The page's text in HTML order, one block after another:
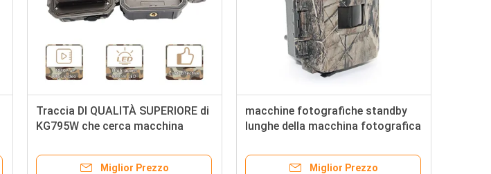
Traccia DI QUALITÀ SUPERIORE di
KG795W che cerca macchina
l'animale della fauna selvatica
Miglior Prezzo
macchine fotografiche standby
lunghe della macchina fotografica
della traccia 0.25S
Miglior Prezzo